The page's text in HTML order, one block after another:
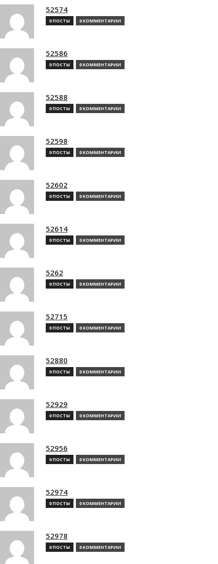
52574
0 ПОСТЫ 0 КОММЕНТАРИИ
52586
0 ПОСТЫ 0 КОММЕНТАРИИ
52588
0 ПОСТЫ 0 КОММЕНТАРИИ
52598
0 ПОСТЫ 0 КОММЕНТАРИИ
52602
0 ПОСТЫ 0 КОММЕНТАРИИ
52614
0 ПОСТЫ 0 КОММЕНТАРИИ
5262
0 ПОСТЫ 0 КОММЕНТАРИИ
52715
0 ПОСТЫ 0 КОММЕНТАРИИ
52880
0 ПОСТЫ 0 КОММЕНТАРИИ
52929
0 ПОСТЫ 0 КОММЕНТАРИИ
52956
0 ПОСТЫ 0 КОММЕНТАРИИ
52974
0 ПОСТЫ 0 КОММЕНТАРИИ
52978
0 ПОСТЫ 0 КОММЕНТАРИИ